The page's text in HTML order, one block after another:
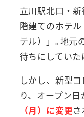
立川駅北口・
階建てのホテ
テル）」｡地元
待ちにしていた
しかし、新型
り、オープン
（月）に変更さ